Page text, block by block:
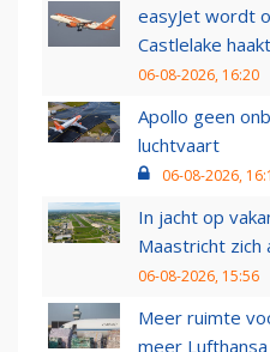
easyJet wordt
Castlelake
06-08-2026, 16:20
Apollo geen
luchtvaart
06-08-2026,
In jacht op
Maastricht zich
06-08-2026, 15:56
Meer ruimte
meer